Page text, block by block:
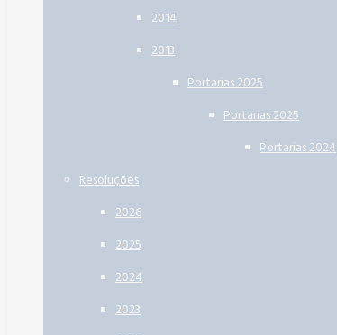
2014
2013
Portarias 2025
Portarias 2025
Portarias 2024
Resoluções
2026
2025
2024
2023